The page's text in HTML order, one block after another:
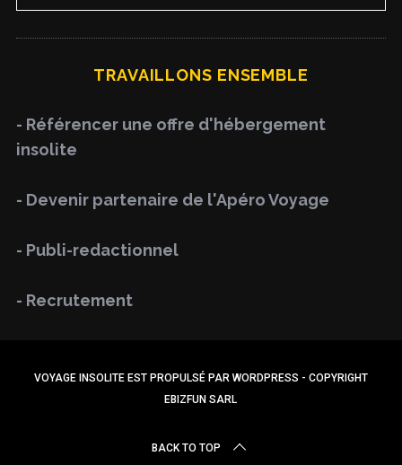
f
o
:
A
C
TRAVAILLONS ENSEMBLE
- Référencer une offre d'hébergement
insolite
- Devenir partenaire de l'Apéro Voyage
- Publi-redactionnel
- Recrutement
VOYAGE INSOLITE EST PROPULSÉ PAR WORDPRESS - COPYRIGHT
EBIZFUN SARL
BACK TO TOP